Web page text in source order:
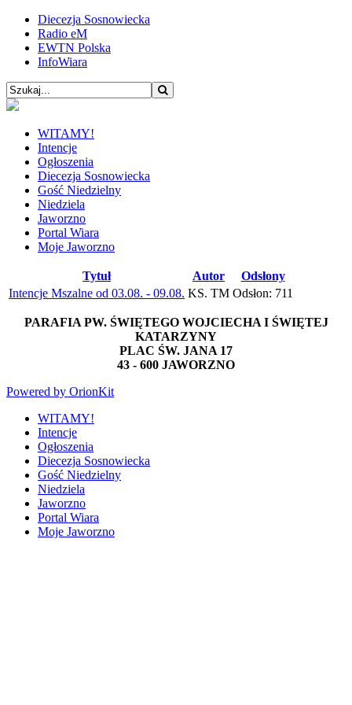
Diecezja Sosnowiecka
Radio eM
EWTN Polska
InfoWiara
WITAMY!
Intencje
Ogłoszenia
Diecezja Sosnowiecka
Gość Niedzielny
Niedziela
Jaworzno
Portal Wiara
Moje Jaworzno
Tytuł Autor
Odsłony
Intencje Mszalne od 03.08. - 09.08. KS. TM Odsłon: 711
PARAFIA PW. ŚWIĘTEGO WOJCIECHA I ŚWIĘTEJ
KATARZYNY
PLAC ŚW. JANA 17
43 - 600 JAWORZNO
Powered by OrionKit
WITAMY!
Intencje
Ogłoszenia
Diecezja Sosnowiecka
Gość Niedzielny
Niedziela
Jaworzno
Portal Wiara
Moje Jaworzno